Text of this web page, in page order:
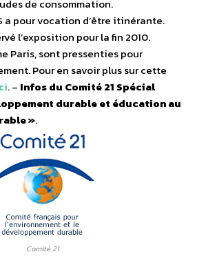
de consommation.
a pour vocation d’être itinérante.
l’exposition pour la fin 2010.
Paris, sont pressenties pour
Pour en savoir plus sur cette
. – Infos du Comité 21 Spécial
durable et éducation au
».
Comité 21